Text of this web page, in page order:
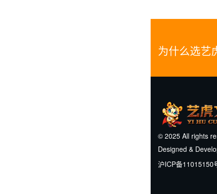
为什么选艺
© 2025 All rights
Designed &
沪ICP备11015150